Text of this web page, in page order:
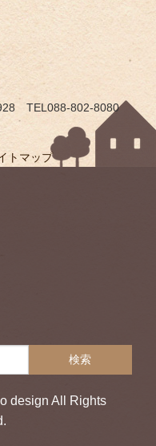
928 TEL088-802-8080
トマップ
design All Rights